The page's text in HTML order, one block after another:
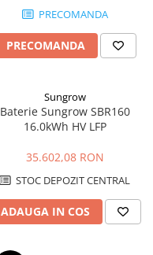
PRECOMANDA
PRECOMANDA
Sungrow
Baterie Sungrow SBR160
16.0kWh HV LFP
35.602,08 RON
STOC DEPOZIT CENTRAL
ADAUGA IN COS